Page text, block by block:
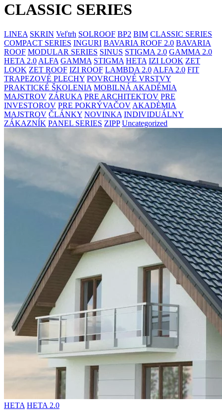
CLASSIC SERIES
LINEA SKRIN Veľtrh SOLROOF BP2 BIM CLASSIC SERIES
COMPACT SERIES INGURI BAVARIA ROOF 2.0 BAVARIA
ROOF MODULAR SERIES SINUS STIGMA 2.0 GAMMA 2.0
HETA 2.0 ALFA GAMMA STIGMA HETA IZI LOOK ZET
LOOK ZET ROOF IZI ROOF LAMBDA 2.0 ALFA 2.0 FIT
TRAPEZOVÉ PLECHY POVRCHOVÉ VRSTVY
PRAKTICKÉ ŠKOLENIA MOBILNÁ AKADÉMIA
MAJSTROV ZÁRUKA PRE ARCHITEKTOV PRE
INVESTOROV PRE POKRÝVAČOV AKADÉMIA
MAJSTROV ČLÁNKY NOVINKA INDIVIDUÁLNY
ZÁKAZNÍK PANEL SERIES ZIPP Uncategorized
HETA HETA 2.0